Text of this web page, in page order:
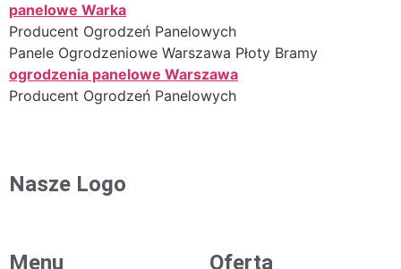
panelowe Warka
Producent Ogrodzeń Panelowych
Panele Ogrodzeniowe Warszawa Płoty Bramy
ogrodzenia panelowe Warszawa
Producent Ogrodzeń Panelowych
Nasze Logo
Menu Oferta